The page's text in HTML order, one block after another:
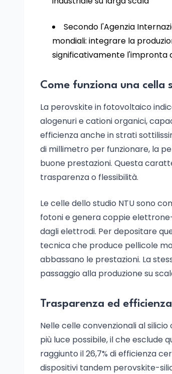
Secondo l'Agenzia
mondiali: integrare la
significativamente l'impronta
Come funziona una cella
La perovskite in fotovoltaico
alogenuri e cationi organici,
efficienza anche in strati
di millimetro per funzionare, la
buone prestazioni. Questa
trasparenza o flessibilità.
Le celle dello studio NTU sono
fotoni e genera coppie
dagli elettrodi. Per depositare
tecnica che produce pellicole
abbassano le prestazioni. La
passaggio alla produzione su
Trasparenza ed
Nelle celle convenzionali al
più luce possibile, il che esclude
raggiunto il 26,7% di efficienza
dispositivi tandem perovskite-